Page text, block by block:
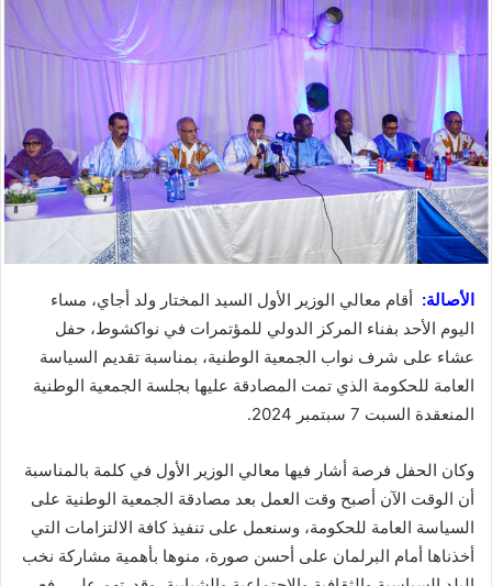
الأصالة: أقام معالي الوزير الأول السيد المختار ولد أجاي، مساء
اليوم الأحد بفناء المركز الدولي للمؤتمرات في نواكشوط، حفل
عشاء على شرف نواب الجمعية الوطنية، بمناسبة تقديم السياسة
العامة للحكومة الذي تمت المصادقة عليها بجلسة الجمعية الوطنية
المنعقدة السبت 7 سبتمبر 2024.
وكان الحفل فرصة أشار فيها معالي الوزير الأول في كلمة بالمناسبة
أن الوقت الآن أصبح وقت العمل بعد مصادقة الجمعية الوطنية على
السياسة العامة للحكومة، وسنعمل على تنفيذ كافة الالتزامات التي
أخذناها أمام البرلمان على أحسن صورة، منوها بأهمية مشاركة نخب